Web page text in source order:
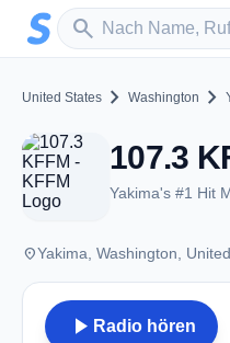
Zum Hauptinhalt springen
search
Sender suchen
United States chevron_right Washington chevron_right
Yakima's #1 Hit
placeYakima, Washington,
play_arrow Radio hören